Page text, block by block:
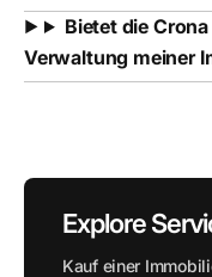
Explore
Kauf einer
Bietet die
Verwaltung meiner